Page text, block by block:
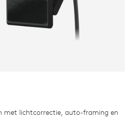
met lichtcorrectie, auto-framing en